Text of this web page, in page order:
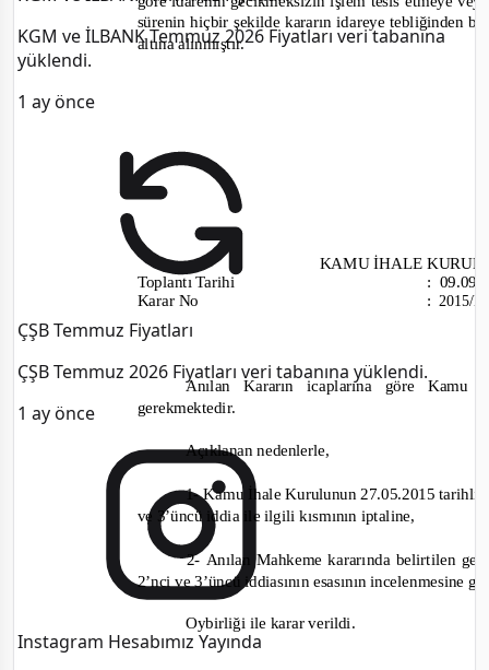
KGM ve İLBANK Temmuz 2026 Fiyatları veri tabanına
yüklendi.
1 ay önce
ÇŞB Temmuz Fiyatları
ÇŞB Temmuz 2026 Fiyatları veri tabanına yüklendi.
1 ay önce
Instagram Hesabımız Yayında
sürenin hiçbir şekilde kararın idareye tebliğinden
altına alınmıştır.
KAMU İHALE
:
Toplantı Tarihi
Karar No : 2015/
Anılan Kararın icaplarına göre
gerekmektedir.
Açıklanan nedenlerle,
1-Kamu İhale Kurulunun 27.05.2015 tarihli
ve 3’üncü iddia ile ilgili kısmının iptaline,
2- Anılan Mahkeme kararında belirtilen
2’nci ve 3’üncü iddiasının esasının incelenmesine
Oybirliği ile karar verildi.